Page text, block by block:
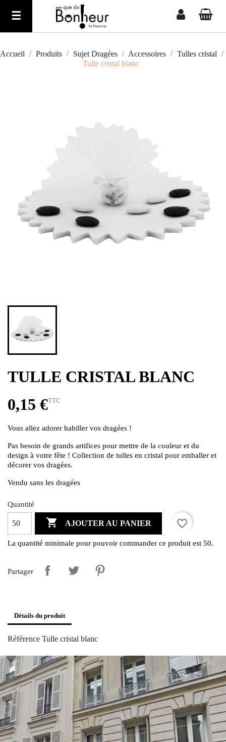
Basculer
☰
Accueil Produits Sujet Dragées Accessoires
Tulles cristal
Tulle cristal blanc
TULLE CRISTAL BLANC
0,15 €TTC
Vous allez adorer habiller vos dragées !
Pas besoin de grands artifices pour mettre de la couleur et du
design à votre fête ! Collection de tulles en cristal pour emballer et
décorer vos dragées.
Vendu sans les dragées
Quantité
 AJOUTER AU PANIER favorite_border
La quantité minimale pour pouvoir commander ce produit est 50.
Partager
Détails du produit
Référence Tulle cristal blanc